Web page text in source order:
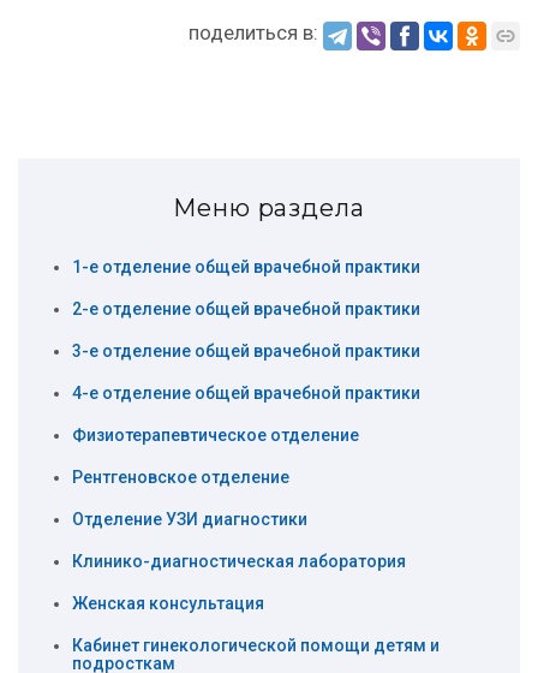
поделиться в:
Меню раздела
1-е отделение общей врачебной практики
2-е отделение общей врачебной практики
3-е отделение общей врачебной практики
4-е отделение общей врачебной практики
Физиотерапевтическое отделение
Рентгеновское отделение
Отделение УЗИ диагностики
Клинико-диагностическая лаборатория
Женская консультация
Кабинет гинекологической помощи детям и
подросткам